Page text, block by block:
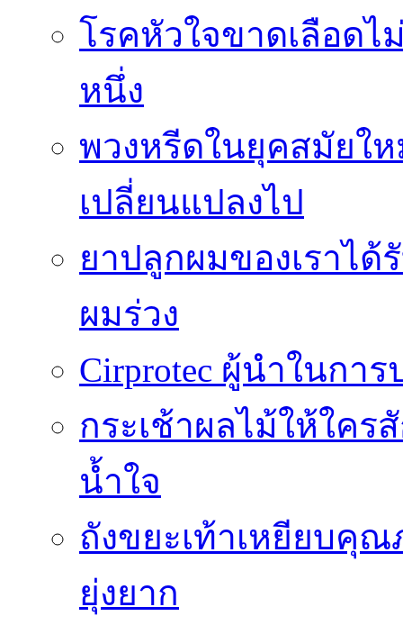
โรคหัวใจขาดเลือด
หนึ่ง
พวงหรีดในยุคสมัยใ
เปลี่ยนแปลงไป
ยาปลูกผมของเราไ
ผมร่วง
Cirprotec ผู้นำในกา
กระเช้าผลไม้ให้ใคร
น้ำใจ
ถังขยะเท้าเหยียบคุ
ยุ่งยาก